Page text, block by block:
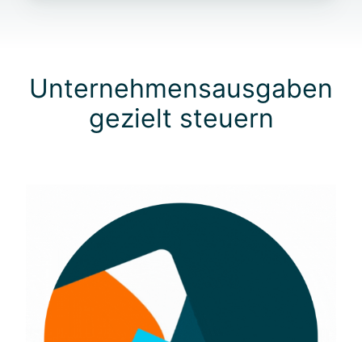
rz
ü
b
s
g
Unternehmensausgaben
gezielt steuern